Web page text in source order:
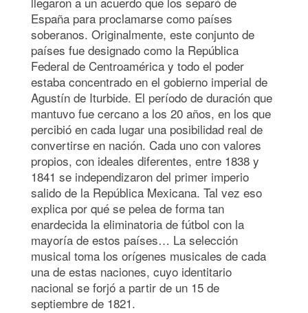
España para proclamarse como países
soberanos. Originalmente, este conjunto de
países fue designado como la República
Federal de Centroamérica y todo el poder
estaba concentrado en el gobierno imperial de
Agustín de Iturbide. El período de duración que
mantuvo fue cercano a los 20 años, en los que
percibió en cada lugar una posibilidad real de
convertirse en nación. Cada uno con valores
propios, con ideales diferentes, entre 1838 y
1841 se independizaron del primer imperio
salido de la República Mexicana. Tal vez eso
explica por qué se pelea de forma tan
enardecida la eliminatoria de fútbol con la
mayoría de estos países… La selección
musical toma los orígenes musicales de cada
una de estas naciones, cuyo identitario
nacional se forjó a partir de un 15 de
septiembre de 1821.